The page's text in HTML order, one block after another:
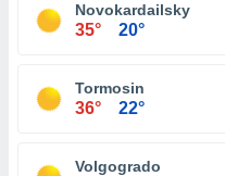
Novokardailsky
35° 20°
Tormosin
36° 22°
Volgogrado